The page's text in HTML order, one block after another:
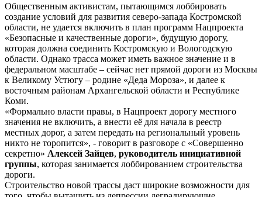
Общественным активистам, пытающимся лоббировать
создание условий для развития северо-запада Костромской
области, не удается включить в план программ Нацпроекта
«Безопасные и качественные дороги», будущую дорогу,
которая должна соединить Костромскую и Вологодскую
области. Однако трасса может иметь важное значение и в
федеральном масштабе – сейчас нет прямой дороги из Москвы
к Великому Устюгу – родине «Деда Мороза», и далее к
восточным районам Архангельской области и Республике
Коми.
«Формально власти правы, в Нацпроект дорогу местного
значения не включить, а внести её для начала в реестр
местных дорог, а затем передать на региональный уровень
никто не торопится», - говорит в разговоре с «Совершенно
секретно» Алексей Зайцев, руководитель инициативной
группы, которая занимается лоббированием строительства
дороги.
Строительство новой трассы даст широкие возможности для